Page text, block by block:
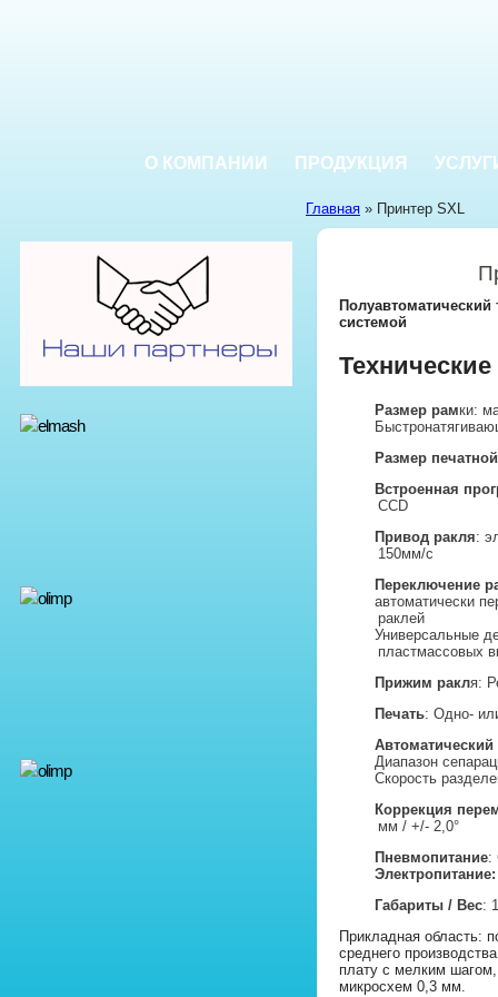
О КОМПАНИИ ПРОДУКЦИЯ
Главная » Принтер SXL
системой
Размер рамки:
Размер
Встроенная
CCD
Привод ракля:
150мм/с
Переключение
автоматически
раклей
Универсальные
пластмассовых
Прижим ракля:
Печать: Одно-
Автоматический
Диапазон
Скорость
Коррекция
мм / +/- 2,0°
Пневмопитание:
Электропитание:
Габариты / Вес:
Прикладная область:
среднего
плату с мелким
микросхем 0,3 мм.